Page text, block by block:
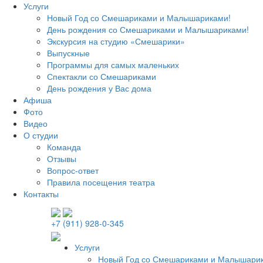
Услуги
Новый Год со Смешариками и Малышариками!
День рождения со Смешариками и Малышариками!
Экскурсия на студию «Смешарики»
Выпускные
Программы для самых маленьких
Спектакли со Смешариками
День рождения у Вас дома
Афиша
Фото
Видео
О студии
Команда
Отзывы
Вопрос-ответ
Правила посещения театра
Контакты
+7 (911) 928-0-345
Услуги
Новый Год со Смешариками и